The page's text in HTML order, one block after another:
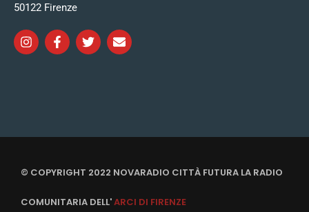
50122 Firenze
© COPYRIGHT 2022 NOVARADIO CITTÀ FUTURA LA RADIO
COMUNITARIA DELL'ARCI DI FIRENZE